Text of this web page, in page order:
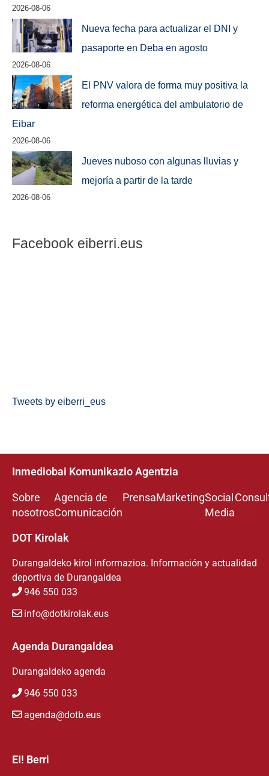
2026-08-06
Nueva fecha para actualizar el DNI y
pasaporte en Deba en agosto
2026-08-06
El PNV valora de forma muy positiva la
reforma energética del ambulatorio de
Eibar
2026-08-06
Jueves nuboso con algunas lluvias y
mejoría a partir de la tarde
2026-08-06
Facebook eiberri.eus
Tweets by eiberri_eus
Inmediobai Komunikazio Agentzia
Sobre
nosotros
Agencia de
Comunicación
PrensaMarketingSocial
Media
DOT Kirolak
Durangaldeko kirol informazioa. Información y actualidad
deportiva de Durangaldea
946 550 033
info@dotkirolak.eus
Agenda Durangaldea
Durangaldeko agenda
946 550 033
agenda@dotb.eus
EI! Berri